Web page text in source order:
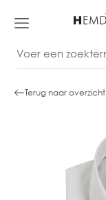
Terug naar overzicht